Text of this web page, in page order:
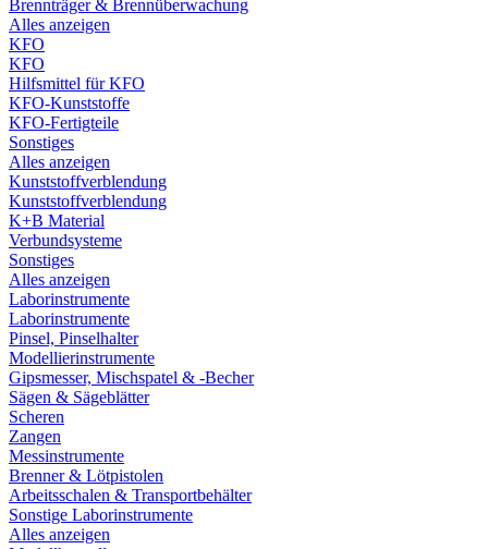
Brennträger & Brennüberwachung
Alles anzeigen
KFO
KFO
Hilfsmittel für KFO
KFO-Kunststoffe
KFO-Fertigteile
Sonstiges
Alles anzeigen
Kunststoffverblendung
Kunststoffverblendung
K+B Material
Verbundsysteme
Sonstiges
Alles anzeigen
Laborinstrumente
Laborinstrumente
Pinsel, Pinselhalter
Modellierinstrumente
Gipsmesser, Mischspatel & -Becher
Sägen & Sägeblätter
Scheren
Zangen
Messinstrumente
Brenner & Lötpistolen
Arbeitsschalen & Transportbehälter
Sonstige Laborinstrumente
Alles anzeigen